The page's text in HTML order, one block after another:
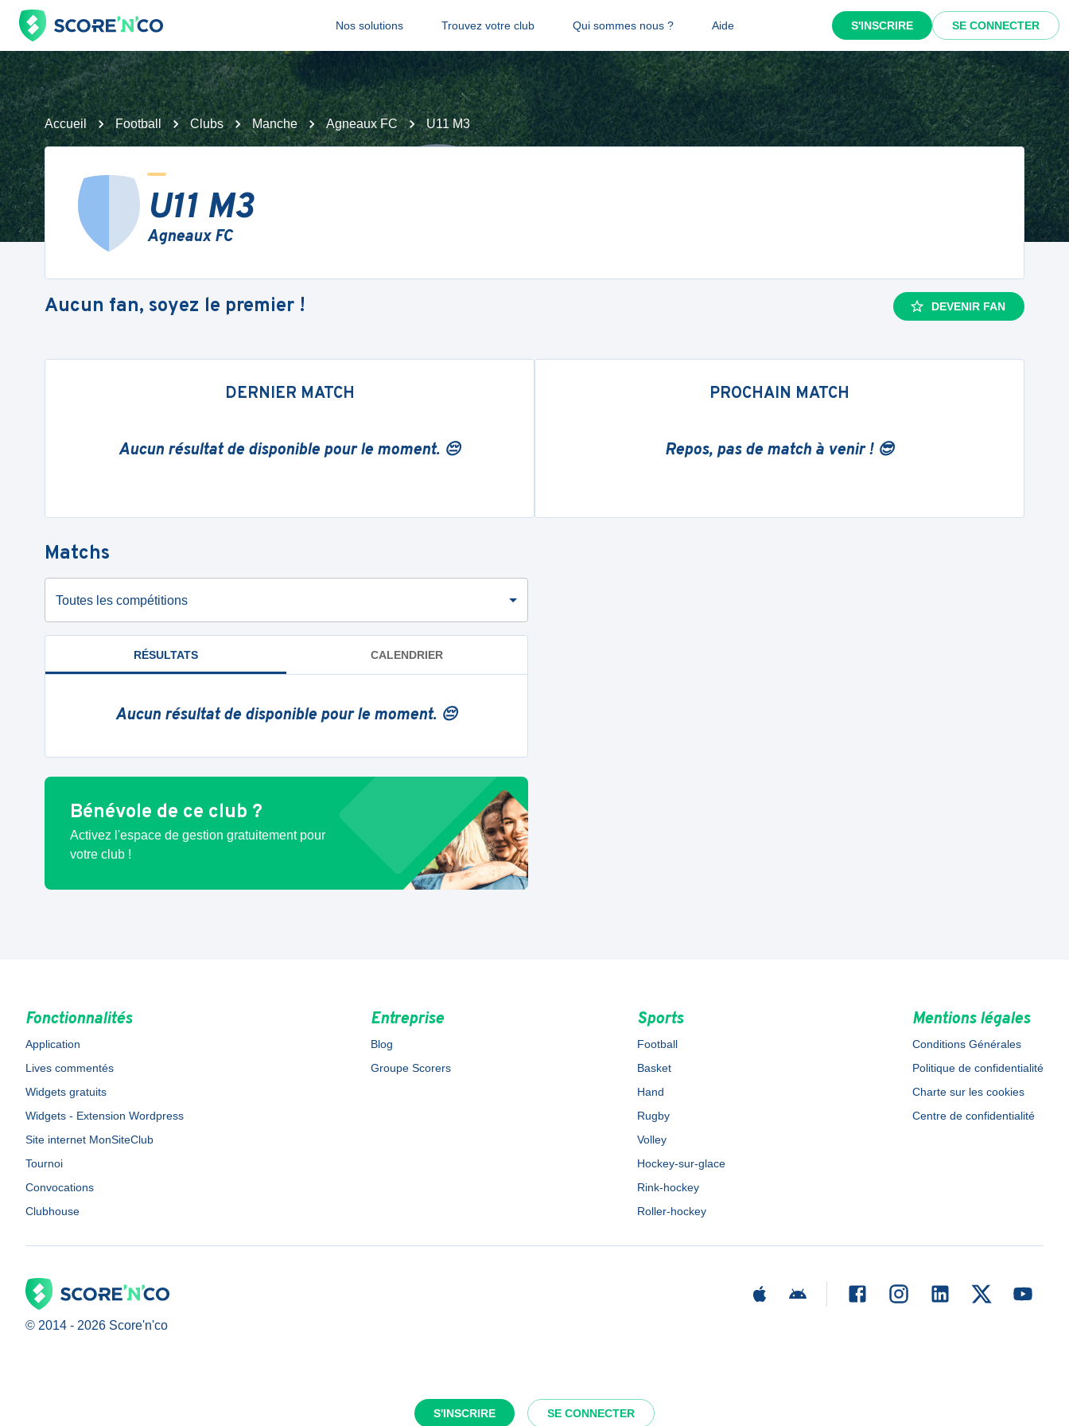
Nos solutions Trouvez votre club Qui sommes nous ? Aide S'INSCRIRE SE CONNECTER
S'INSCRIRE SE CONNECTER
Accueil Football Clubs Manche Agneaux FC U11 M3
U11 M3
Agneaux FC
Aucun fan, soyez le premier ! DEVENIR FAN
DERNIER MATCH
Aucun résultat de disponible pour le moment. 😔
PROCHAIN MATCH
Repos, pas de match à venir ! 😎
Matchs
Toutes les compétitions
RÉSULTATS CALENDRIER
Aucun résultat de disponible pour le moment. 😔
Bénévole de ce club ?
Activez l'espace de gestion gratuitement pour
votre club !
Fonctionnalités
Application
Lives commentés
Widgets gratuits
Widgets - Extension Wordpress
Site internet MonSiteClub
Tournoi
Convocations
Clubhouse
Entreprise
Blog
Groupe Scorers
Sports
Football
Basket
Hand
Rugby
Volley
Hockey-sur-glace
Rink-hockey
Roller-hockey
Mentions légales
Conditions Générales
Politique de confidentialité
Charte sur les cookies
Centre de confidentialité
© 2014 - 2026 Score'n'co